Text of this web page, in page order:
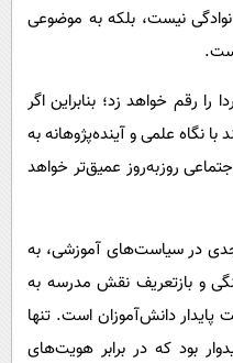
نیست، بلکه به موضوعی
را رقم خواهد زد؛ بنابراین اگر
نگاه علمی و آینده‌پژوهانه به
روزبه‌روز عمیق‌تر خواهد
جدی در سیاست‌های آموزشی، به
و بازتعریف نقش مدرسه به
دانش‌آموزان است. تنها
بود که در برابر هویت‌های